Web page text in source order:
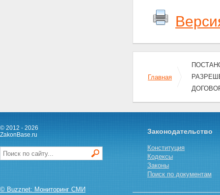
Главная
© 2012 - 2026
ZakonBase.ru
© Buzznet: Мониторинг СМИ
Законодательство
Конституция
Кодексы
Законы
Поиск по документам